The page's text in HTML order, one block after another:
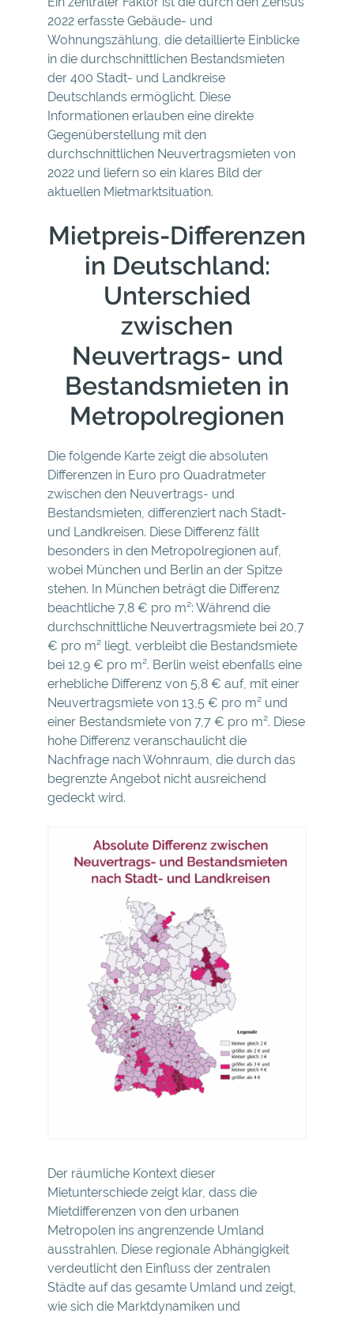
2022 erfasste Gebäude- und
Wohnungszählung, die detaillierte Einblicke
in die durchschnittlichen Bestandsmieten
der 400 Stadt- und Landkreise
Deutschlands ermöglicht. Diese
Informationen erlauben eine direkte
Gegenüberstellung mit den
durchschnittlichen Neuvertragsmieten von
2022 und liefern so ein klares Bild der
aktuellen Mietmarktsituation.
Mietpreis-Differenzen
in Deutschland:
Unterschied
zwischen
Neuvertrags- und
Bestandsmieten in
Metropolregionen
Die folgende Karte zeigt die absoluten
Differenzen in Euro pro Quadratmeter
zwischen den Neuvertrags- und
Bestandsmieten, differenziert nach Stadt-
und Landkreisen. Diese Differenz fällt
besonders in den Metropolregionen auf,
wobei München und Berlin an der Spitze
stehen. In München beträgt die Differenz
beachtliche 7,8 € pro m²: Während die
durchschnittliche Neuvertragsmiete bei 20,7
€ pro m² liegt, verbleibt die Bestandsmiete
bei 12,9 € pro m². Berlin weist ebenfalls eine
erhebliche Differenz von 5,8 € auf, mit einer
Neuvertragsmiete von 13,5 € pro m² und
einer Bestandsmiete von 7,7 € pro m². Diese
hohe Differenz veranschaulicht die
Nachfrage nach Wohnraum, die durch das
begrenzte Angebot nicht ausreichend
gedeckt wird.
Der räumliche Kontext dieser
Mietunterschiede zeigt klar, dass die
Mietdifferenzen von den urbanen
Metropolen ins angrenzende Umland
ausstrahlen. Diese regionale Abhängigkeit
verdeutlicht den Einfluss der zentralen
Städte auf das gesamte Umland und zeigt,
wie sich die Marktdynamiken und